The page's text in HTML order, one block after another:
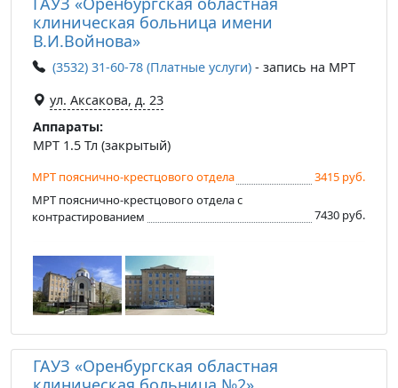
клиническая больница имени
В.И.Войнова»
(3532) 31-60-78 (Платные услуги) - запись на МРТ
ул. Аксакова, д. 23
Аппараты:
МРТ 1.5 Тл (закрытый)
МРТ пояснично-крестцового отдела
3415 руб.
МРТ пояснично-крестцового отдела с
контрастированием
7430 руб.
ГАУЗ «Оренбургская областная